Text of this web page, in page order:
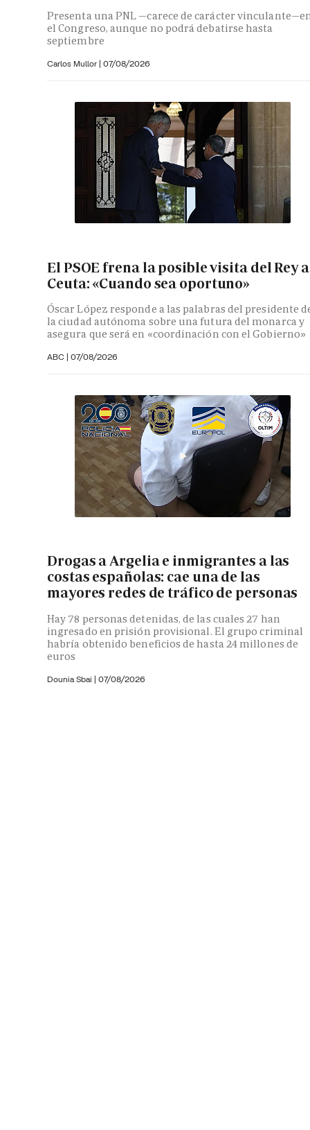
Presenta una PNL —carece de carácter
el Congreso, aunque no podrá debatirse hasta
septiembre
Carlos Mullor | 07/08/2026
El PSOE frena la posible visita del Rey a
Ceuta: «Cuando sea oportuno»
Óscar López responde a las palabras del presidente
la ciudad autónoma sobre una futura del monarca y
asegura que será en «coordinación con el Gobierno»
ABC | 07/08/2026
Drogas a Argelia e inmigrantes a las
costas españolas: cae una de las
mayores redes de tráfico de personas
Hay 78 personas detenidas, de las cuales 27 han
ingresado en prisión provisional. El grupo criminal
habría obtenido beneficios de hasta 24 millones de
euros
Dounia Sbai | 07/08/2026